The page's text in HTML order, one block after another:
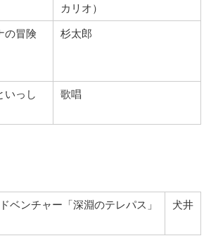
カリオ）
の冒険 杉太郎
いっし
歌唱
ベンチャー「深淵のテレパス」 犬井